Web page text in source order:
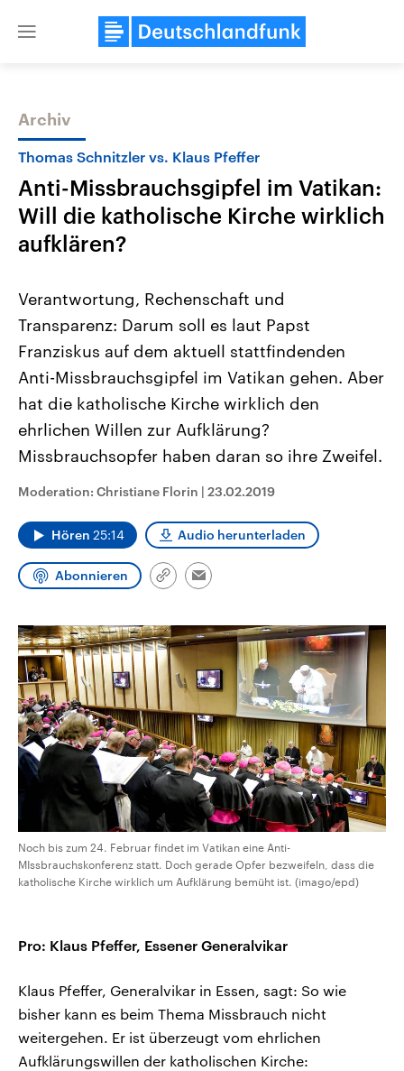
Close
Themen
2026
Alle Informationen
Sachsen-Anhalt wählt am 6.
September 2026 einen neuen
Landtag. Seit 2021 wird das
Bundesland von einer Koalition aus
Umfragen, Prognosen,
und Hintergründe zu den Parteien
Wahl.
Aktuelle Beiträge,
Hintergründe
Wirtschaftlich und
gehören die Vereinigten
den mächtigsten Ländern
mit großem Einfluss auf
Sendungen Programm Podcasts
Archiv
Thomas Schnitzler vs. Klaus Pfeffer
Anti-Missbrauchsgipfel im Vatikan:
Will die katholische Kirche wirklich
aufklären?
Verantwortung, Rechenschaft und
Transparenz: Darum soll es laut Papst
Franziskus auf dem aktuell stattfindenden
Anti-Missbrauchsgipfel im Vatikan gehen. Aber
hat die katholische Kirche wirklich den
ehrlichen Willen zur Aufklärung?
Missbrauchsopfer haben daran so ihre Zweifel.
Moderation: Christiane Florin | 23.02.2019
Hören 25:14 Audio herunterladen
Abonnieren
Link
Email
Noch bis zum 24. Februar findet im Vatikan eine Anti-
MIssbrauchskonferenz statt. Doch gerade Opfer bezweifeln, dass die
katholische Kirche wirklich um Aufklärung bemüht ist. (imago/epd)
Pro: Klaus Pfeffer, Essener Generalvikar
Klaus Pfeffer, Generalvikar in Essen, sagt: So wie
bisher kann es beim Thema Missbrauch nicht
weitergehen. Er ist überzeugt vom ehrlichen
Aufklärungswillen der katholischen Kirche: